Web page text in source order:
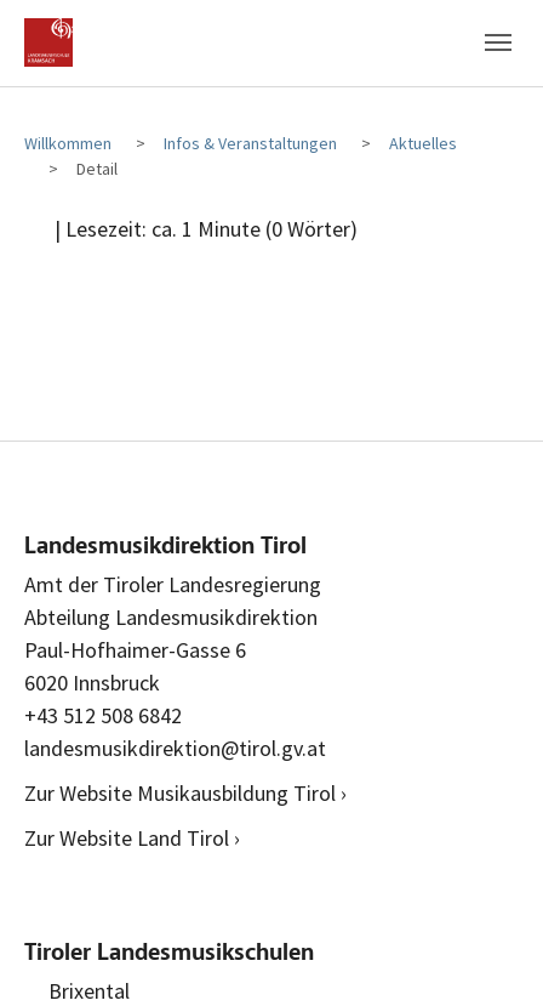
Zum Hauptinhalt
Zum Fußbereich
Willkommen Infos & Veranstaltungen
Aktuelles
Detail
| Lesezeit: ca. 1 Minute (0 Wörter)
Landesmusikdirektion Tirol
Amt der Tiroler Landesregierung
Abteilung Landesmusikdirektion
Paul-Hofhaimer-Gasse 6
6020 Innsbruck
+43 512 508 6842
landesmusikdirektion@tirol.gv.at
Zur Website Musikausbildung Tirol ›
Zur Website Land Tirol ›
Tiroler Landesmusikschulen
Brixental